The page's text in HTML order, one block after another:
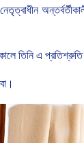
নেতৃত্বাধীন
তিনি এ প্রতিশ্রুতি